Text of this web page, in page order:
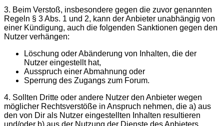
3. Beim Verstoß, insbesondere gegen die zuvor genannten
Regeln § 3 Abs. 1 und 2, kann der Anbieter unabhängig von
einer Kündigung, auch die folgenden Sanktionen gegen den
Nutzer verhängen:
Löschung oder Abänderung von Inhalten, die der
Nutzer eingestellt hat,
Ausspruch einer Abmahnung oder
Sperrung des Zugangs zum Forum.
4. Sollten Dritte oder andere Nutzer den Anbieter wegen
möglicher Rechtsverstöße in Anspruch nehmen, die a) aus
den von Dir als Nutzer eingestellten Inhalten resultieren
und/oder b) aus der Nutzung der Dienste des Anbieters